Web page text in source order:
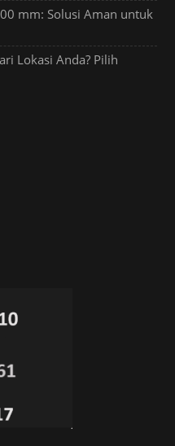
mm: Solusi Aman untuk
Lokasi Anda? Pilih